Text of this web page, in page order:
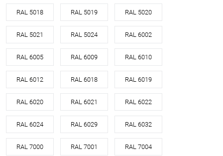
RAL 5018 RAL 5019 RAL 5020
RAL 5021 RAL 5024 RAL 6002
RAL 6005 RAL 6009 RAL 6010
RAL 6012 RAL 6018 RAL 6019
RAL 6020 RAL 6021 RAL 6022
RAL 6024 RAL 6029 RAL 6032
RAL 7000 RAL 7001 RAL 7004